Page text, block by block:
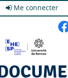
Me connecter